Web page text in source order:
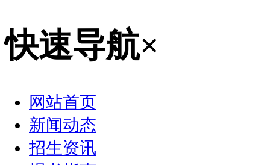
快速导航×
网站首页
新闻动态
招生资讯